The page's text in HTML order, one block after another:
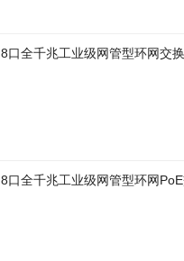
8口全千兆工业级网管型环网交
8口全千兆工业级网管型环网